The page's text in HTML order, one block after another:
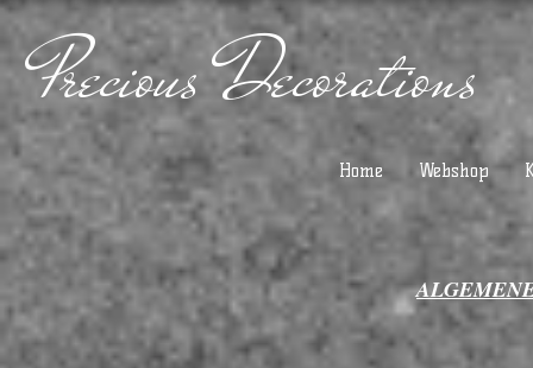
Precious Decorations
Home Webshop